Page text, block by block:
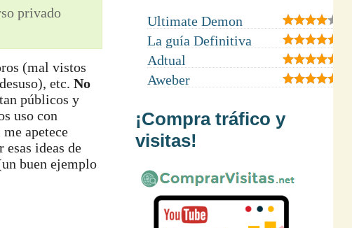
privado
(mal vistos
etc. No
públicos y
uso con
apetece
ideas de
buen ejemplo
Ultimate Demon
La guía Definitiva
Adtual
Aweber
¡Compra tráfico y
visitas!